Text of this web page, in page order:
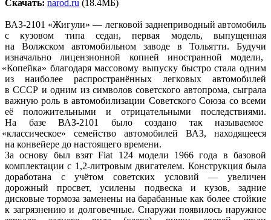
Скачать: narod.ru (18.4МБ)
ВАЗ-2101 «Жигули» — легковой заднеприводный автомобиль
с кузовом типа седан, первая модель, выпущенная
на Волжском автомобильном заводе в Тольятти. Будучи
изначально лицензионной копией иностранной модели,
«Копейка» благодаря массовому выпуску быстро стала одним
из наиболее распространённых легковых автомобилей
в СССР и одним из символов советского автопрома, сыграла
важную роль в автомобилизации Советского Союза со всеми
её положительными и отрицательными последствиями.
На базе ВАЗ-2101 было создано так называемое
«классическое» семейство автомобилей ВАЗ, находящееся
на конвейере до настоящего времени.
За основу был взят Fiat 124 модели 1966 года в базовой
комплектации с 1,2-литровым двигателем. Конструкция была
доработана с учётом советских условий — увеличен
дорожный просвет, усилены подвеска и кузов, задние
дисковые тормоза заменены на барабанные как более стойкие
к загрязнению и долговечные. Снаружи появилось наружное